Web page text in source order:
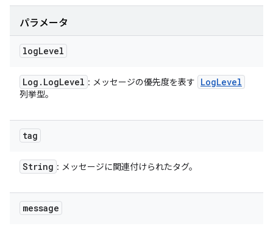
パラメータ
logLevel
Log . LogLevel : メッセージの優先度を表す LogLevel
列挙型。
tag
String : メッセージに関連付けられたタグ。
message